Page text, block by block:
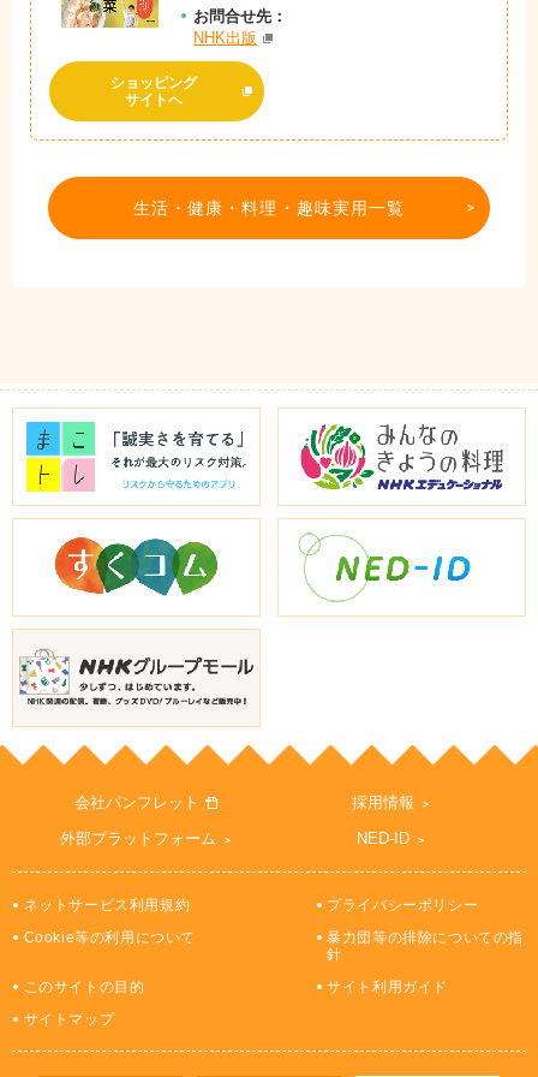
お問合せ先：
NHK出版
ショッピング
サイトへ
生活・健康・料理・趣味実用一覧
会社パンフレット
採用情報
外部プラットフォーム
NED-ID
ネットサービス利用規約
プライバシーポリシー
Cookie等の利用について
暴力団等の排除についての指
針
このサイトの目的
サイト利用ガイド
サイトマップ